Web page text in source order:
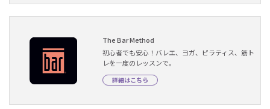
The Bar Method
初心者でも安心！バレエ、ヨガ、ピラティス、筋ト
レを一度のレッスンで。
詳細はこちら